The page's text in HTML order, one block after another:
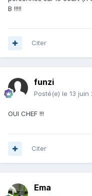
B !!!!!
Citer
funzi
Posté(e) le 13 juin
OUI CHEF !!!
Citer
Ema